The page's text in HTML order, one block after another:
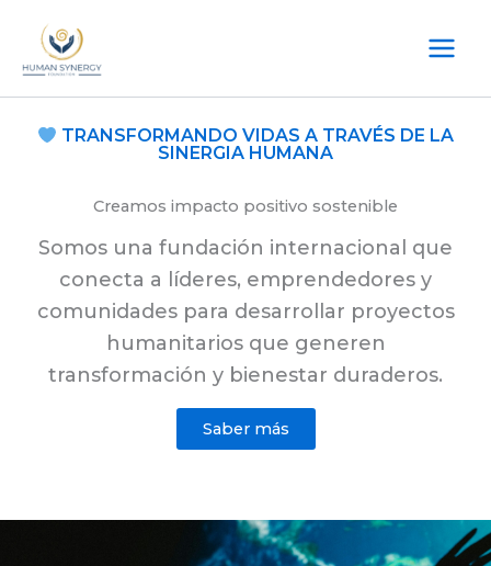
contenido
TRANSFORMANDO VIDAS A TRAVÉS DE LA
SINERGIA HUMANA
Creamos impacto positivo sostenible
Somos una fundación internacional que
conecta a líderes, emprendedores y
comunidades para desarrollar proyectos
humanitarios que generen
transformación y bienestar duraderos.
Saber más